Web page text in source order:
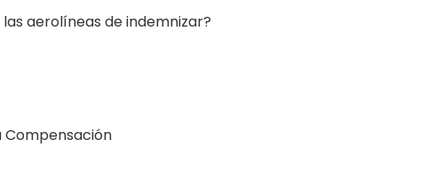
aerolíneas de indemnizar?
Compensación